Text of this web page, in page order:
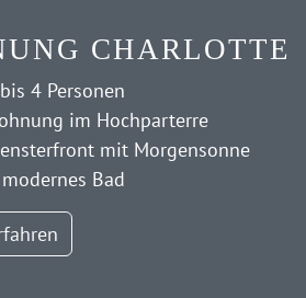
CHARLOTTE
4 Personen
im Hochparterre
mit Morgensonne
modernes Bad